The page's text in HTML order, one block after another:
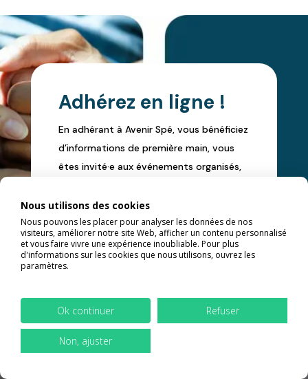
Adhérez en ligne !
En adhérant à Avenir Spé, vous bénéficiez
d’informations de première main, vous
êtes invité·e aux événements organisés,
site syndicatavernirspe.fr où des
informations utiles à votre installation et
à votre pratique sont régulièrement
mises à disposition.
Nous utilisons des cookies
Nous pouvons les placer pour analyser les données de nos
visiteurs, améliorer notre site Web, afficher un contenu personnalisé
et vous faire vivre une expérience inoubliable. Pour plus
d'informations sur les cookies que nous utilisons, ouvrez les
paramètres.
Ok continuer Refuser
Non, ajuster